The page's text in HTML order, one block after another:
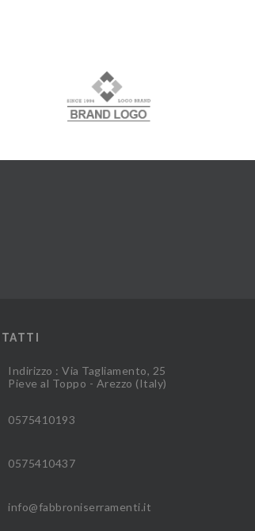
Indirizzo : Via Tagliamento, 25
Pieve al Toppo - Arezzo (Italy)
0575410193
0575410437
info@fabbroniserramenti.it